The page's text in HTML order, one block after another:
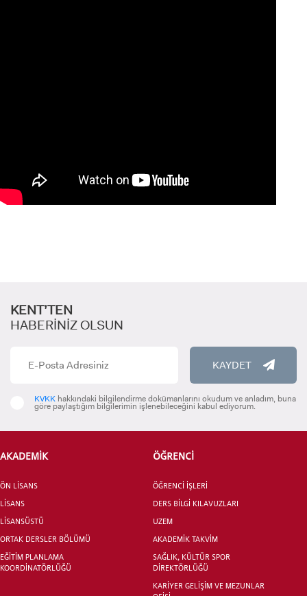
ÖNLİSANS ve
KENT’TEN
HABERİNİZ OLSUN
KAYDET
KVKK hakkındaki bilgilendirme dokümanlarını okudum ve anladım, buna
göre paylaştığım bilgilerimin işlenebileceğini kabul ediyorum.
AKADEMİK
ÖN LİSANS
LİSANS
LİSANSÜSTÜ
ORTAK DERSLER BÖLÜMÜ
EĞİTİM PLANLAMA
KOORDİNATÖRLÜĞÜ
ÖĞRENCİ
ÖĞRENCİ İŞLERİ
DERS BİLGİ KILAVUZLARI
UZEM
AKADEMİK TAKVİM
SAĞLIK, KÜLTÜR SPOR
DİREKTÖRLÜĞÜ
KARİYER GELİŞİM VE MEZUNLAR